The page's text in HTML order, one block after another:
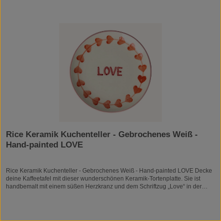
Rice Keramik Kuchenteller - Gebrochenes Weiß -
Hand-painted LOVE
Rice Keramik Kuchenteller - Gebrochenes Weiß - Hand-painted LOVE Decke
deine Kaffeetafel mit dieser wunderschönen Keramik-Tortenplatte. Sie ist
handbemalt mit einem süßen Herzkranz und dem Schriftzug „Love“ in der